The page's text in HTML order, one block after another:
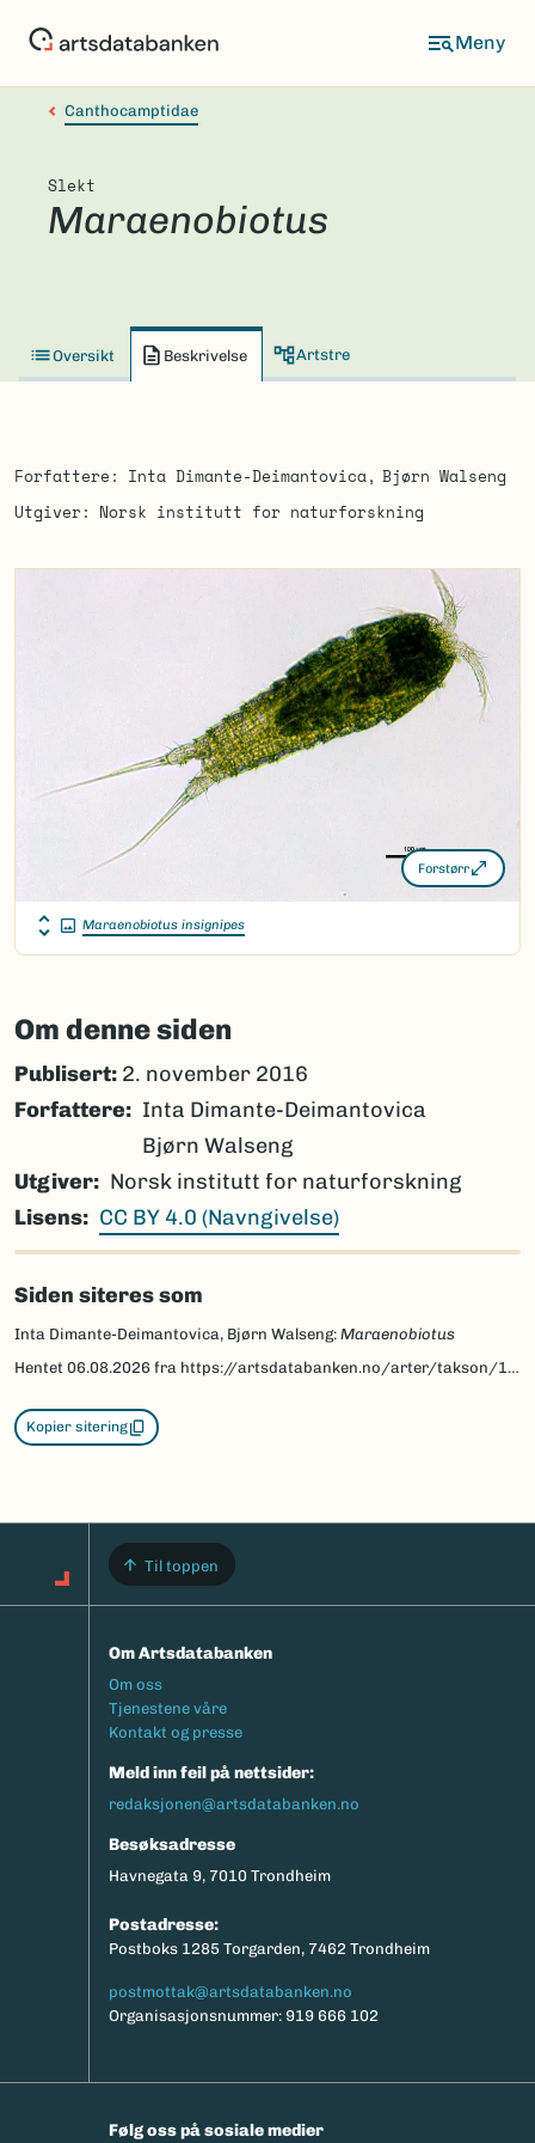
Canthocamptidae
Slekt
Maraenobiotus
Oversikt Beskrivelse Artstre
Forfattere Inta Dimante-Deimantovica
Bjørn Walseng
Utgiver
Norsk institutt for naturforskning
Forstørr
Maraenobiotus insignipes
Om denne siden
Publisert: 2. november 2016
Forfattere
Inta Dimante-Deimantovica
Bjørn Walseng
Utgiver
Norsk institutt for naturforskning
Lisens
CC BY 4.0 (Navngivelse)
Siden siteres som
Inta Dimante-Deimantovica, Bjørn Walseng: Maraenobiotus
Hentet 06.08.2026 fra https://artsdatabanken.no/arter/takson/123548/beskrivelse
Kopier sitering
Til toppen
Om Artsdatabanken
Footermeny
Om oss
Tjenestene våre
Kontakt og presse
Meld inn feil på nettsider:
redaksjonen@artsdatabanken.no
Besøksadresse
Havnegata 9, 7010 Trondheim
Postadresse:
Postboks 1285 Torgarden, 7462 Trondheim
postmottak@artsdatabanken.no
Organisasjonsnummer: 919 666 102
Følg oss på sosiale medier